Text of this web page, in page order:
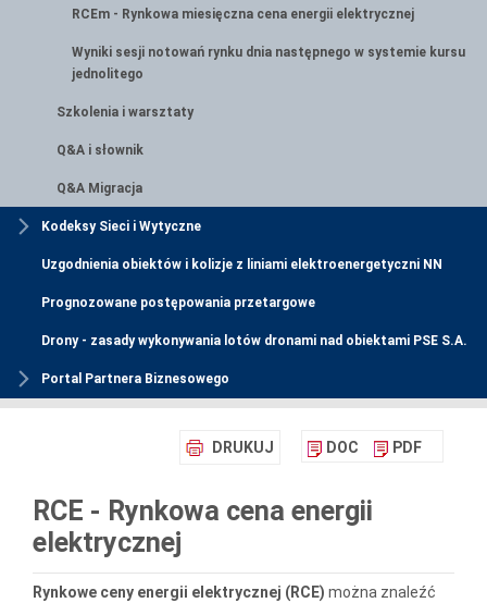
RCEm - Rynkowa miesięczna cena energii elektrycznej
Wyniki sesji notowań rynku dnia następnego w systemie kursu
jednolitego
Szkolenia i warsztaty
Q&A i słownik
Q&A Migracja
Kodeksy Sieci i Wytyczne
Uzgodnienia obiektów i kolizje z liniami elektroenergetyczni NN
Prognozowane postępowania przetargowe
Drony - zasady wykonywania lotów dronami nad obiektami PSE S.A.
Portal Partnera Biznesowego
DRUKUJ DOC PDF
RCE - Rynkowa cena energii
elektrycznej
Rynkowe ceny energii elektrycznej (RCE) można znaleźć